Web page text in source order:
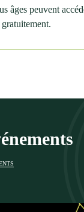
âges peuvent
gratuitement.